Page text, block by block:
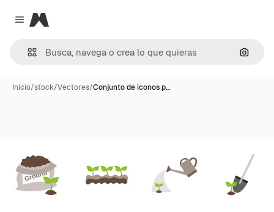
Close menu
Magnific
Inicio/stock/Vectores/Conjunto de iconos p…